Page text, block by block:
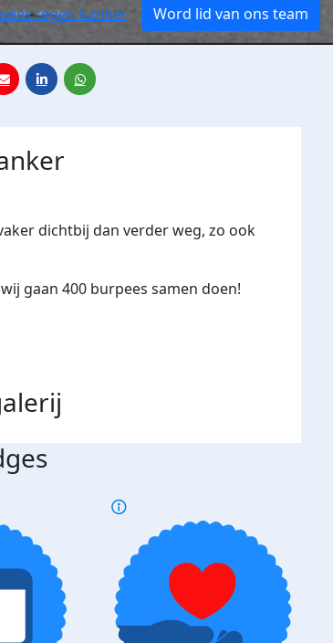
tegen kanker Word lid van ons team
dichtbij dan verder weg, zo ook
gaan 400 burpees samen doen!